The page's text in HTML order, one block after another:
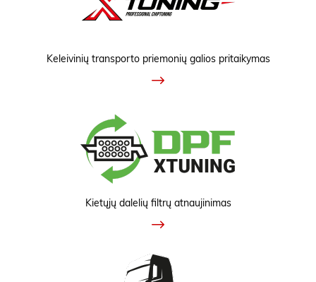
Keleivinių transporto priemonių galios pritaikymas
Kietųjų dalelių filtrų atnaujinimas